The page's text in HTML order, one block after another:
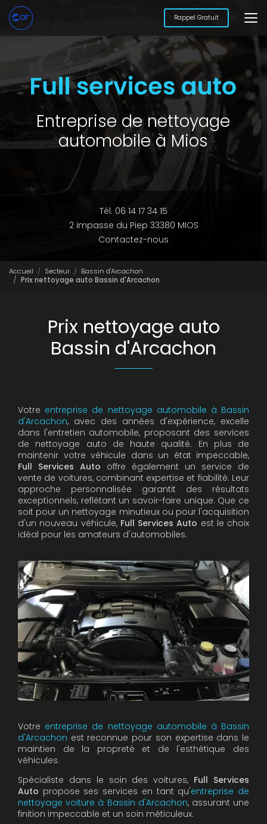
Aller
au
contenu
principal
Rappel Gratuit
Entreprise de nettoyage
automobile à Mios
Tél. 06 14 17 34 15
2 impasse du Piep 33380 MIOS
Contactez-nous
Accueil Secteur
Bassin d'Arcachon
Prix nettoyage auto Bassin d'Arcachon
Prix nettoyage auto
Bassin d'Arcachon
Votre entreprise de nettoyage automobile à Bassin
d'Arcachon, avec des années d'expérience, excelle
dans l'entretien automobile, proposant des services
de nettoyage auto de haute qualité. En plus de
maintenir votre véhicule dans un état impeccable,
Full Services Auto offre également un service de
vente de voitures, combinant expertise et fiabilité. Leur
approche personnalisée garantit des résultats
exceptionnels, reflétant un savoir-faire unique. Que ce
soit pour un nettoyage minutieux ou pour l'acquisition
d'un nouveau véhicule, Full Services Auto est le choix
idéal pour les amateurs d'automobiles.
Votre entreprise de nettoyage automobile à Bassin
d'Arcachon est reconnue pour son expertise dans le
maintien de la propreté et de l'esthétique des
véhicules.
Spécialiste dans le soin des voitures, Full Services
Auto propose ses services en tant qu'entreprise de
nettoyage voiture à Bassin d'Arcachon, assurant une
finition impeccable et un soin méticuleux.